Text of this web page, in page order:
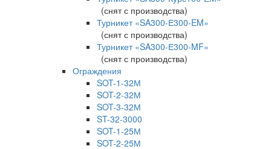
(снят с производства)
Турникет «SA300-Е300-EM»
(снят с производства)
Турникет «SA300-Е300-MF»
(снят с производства)
Ограждения
SOT-1-32М
SOT-2-32М
SOT-3-32М
ST-32-3000
SOT-1-25М
SOT-2-25М